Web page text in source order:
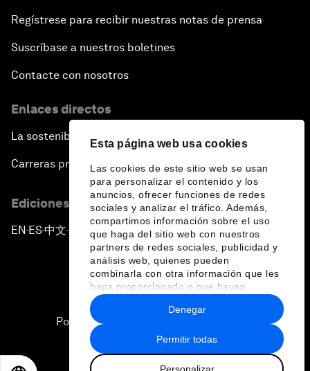
Esta página web usa cookies
Las cookies de este sitio web se usan
para personalizar el contenido y los
anuncios, ofrecer funciones de redes
sociales y analizar el tráfico. Además,
compartimos información sobre el uso
que haga del sitio web con nuestros
partners de redes sociales, publicidad y
análisis web, quienes pueden
combinarla con otra información que les
haya proporcionado o que hayan
recopilado a partir del uso que haya
hecho de sus servicios.
Permitir todas
Personalizar
Denegar
Regístrese para recibir nuestras notas de prensa
Suscríbase a nuestros boletines
Contacte con nosotros
Enlaces directos
La sostenibilidad en el Foro
Carreras profesionales
Ediciones en otros idiomas
EN ▪ES▪中文▪ 日本語
Política de privacidad y normas de uso
Sitemap